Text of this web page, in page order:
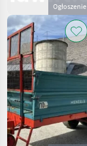
Ogłoszenie